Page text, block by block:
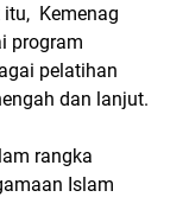
Kemenag
program
pelatihan
dan lanjut.
rangka
Islam